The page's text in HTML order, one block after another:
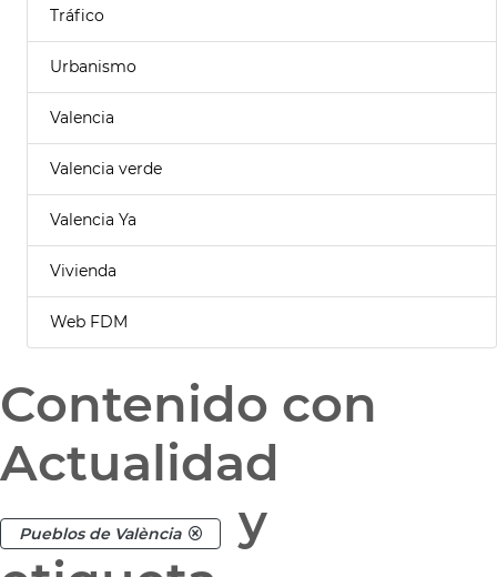
Tráfico
Urbanismo
Valencia
Valencia verde
Valencia Ya
Vivienda
Web FDM
Contenido con
Actualidad
Pueblos de València
y